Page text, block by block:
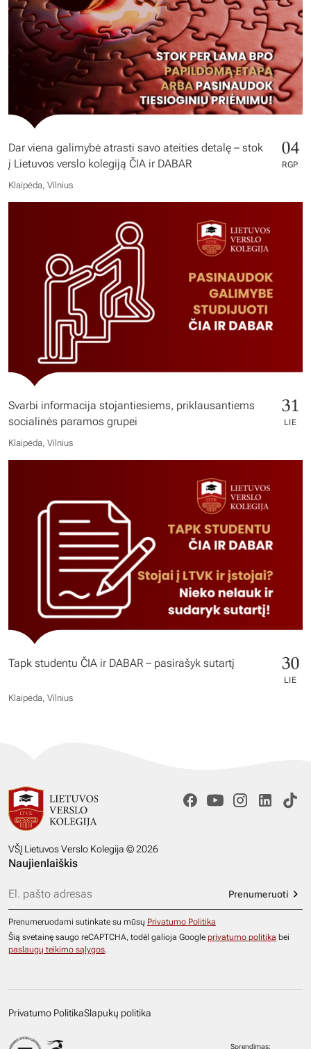
Dar viena galimybė atrasti savo ateities detalę – stok
į Lietuvos verslo kolegiją ČIA ir DABAR
04
RGP
Klaipėda, Vilnius
Svarbi informacija stojantiesiems, priklausantiems
socialinės paramos grupei
31
LIE
Klaipėda, Vilnius
Tapk studentu ČIA ir DABAR – pasirašyk sutartį 30
LIE
Klaipėda, Vilnius
VŠĮ Lietuvos Verslo Kolegija © 2026
Naujienlaiškis
Prenumeruoti
Prenumeruodami sutinkate su mūsų Privatumo Politika
Šią svetainę saugo reCAPTCHA, todėl galioja Google privatumo politika bei
paslaugų teikimo sąlygos.
Privatumo PolitikaSlapukų politika
Sprendimas: